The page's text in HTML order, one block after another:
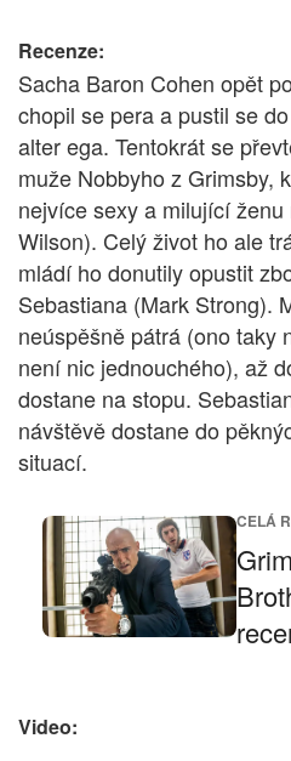
Recenze:
Sacha Baron Cohen opět
chopil se pera a pustil se
alter ega. Tentokrát se
muže Nobbyho z Grimsby,
nejvíce sexy a milující
Wilson). Celý život ho ale
mládí ho donutily opustit
Sebastiana (Mark Strong).
neúspěšně pátrá (ono taky
není nic jednouchého), až
dostane na stopu.
návštěvě dostane do
situací.
CELÁ
Video: